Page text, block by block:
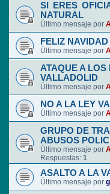
SI ERES
NATURAL
Último mensaje por
FELIZ NAVIDAD
Último mensaje por
ATAQUE A
VALLADOLID
Último mensaje por
NO A LA LEY
Último mensaje por
GRUPO DE
ABUSOS
Último mensaje por
Respuestas: 1
ASALTO A LA
Último mensaje por